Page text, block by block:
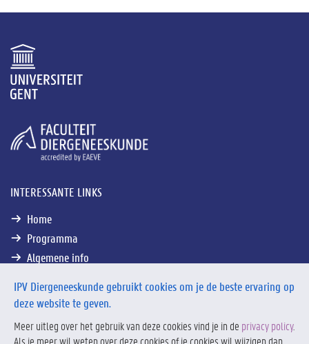
INTERESSANTE LINKS
Home
Programma
Algemene info
IPV Diergeneeskunde gebruikt cookies om je de beste ervaring op
deze website te geven.
Meer uitleg over het gebruik van deze cookies vind je in de privacy policy.
Als je meer wil weten over deze cookies of je cookies wil wijzigen dan